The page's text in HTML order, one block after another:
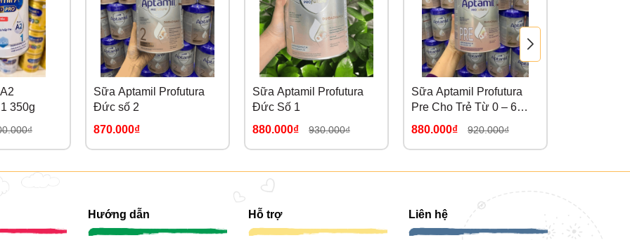
350g
Sữa Aptamil Profutura
Đức số 2
870.000₫
Sữa Aptamil Profutura
Đức Số 1
880.000₫
930.000₫
Sữa Aptamil Profutura
Pre Cho Trẻ Từ 0 – 6
Tháng Tuổi
880.000₫ 920.000₫
Hướng dẫn Hỗ trợ Liên hệ